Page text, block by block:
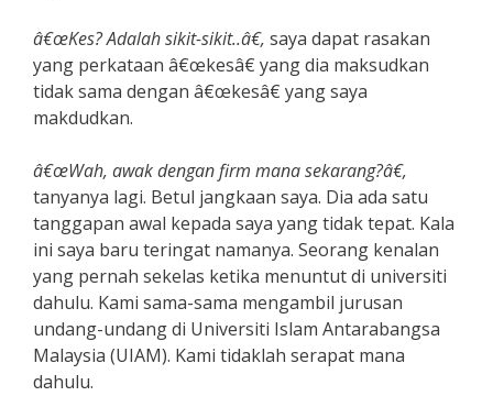
â€œKes? Adalah sikit-sikit..â€, saya dapat rasakan
yang perkataan â€œkesâ€ yang dia maksudkan
tidak sama dengan â€œkesâ€ yang saya
makdudkan.
â€œWah, awak dengan firm mana sekarang?â€,
tanyanya lagi. Betul jangkaan saya. Dia ada satu
tanggapan awal kepada saya yang tidak tepat. Kala
ini saya baru teringat namanya. Seorang kenalan
yang pernah sekelas ketika menuntut di universiti
dahulu. Kami sama-sama mengambil jurusan
undang-undang di Universiti Islam Antarabangsa
Malaysia (UIAM). Kami tidaklah serapat mana
dahulu.